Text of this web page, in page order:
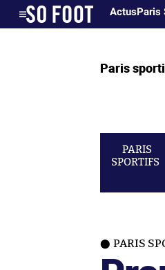
ActusParis
Paris
PARIS
SPORTIFS
PARIS